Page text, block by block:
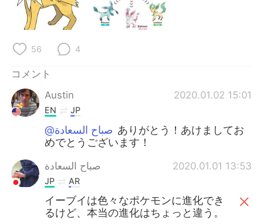
56 4
コメント
Austin
2020.01.02 15:01
EN JP
@صباح السعادة ありがとう！あけましてお
めでとうございます！
صباح السعادة 2020.01.01 13:53
JP AR
イーブイは色々なポケモンに進化でき
るけど、本当の進化はちょっと違う。